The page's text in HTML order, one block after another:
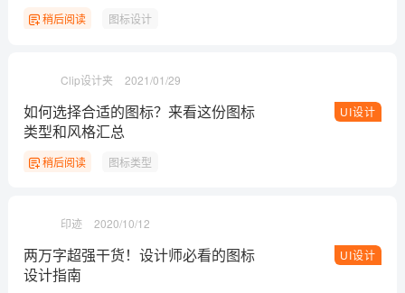
稍后阅读 图标设计
Clip设计夹 2021/01/29
UI设计
如何选择合适的图标？来看这份图标
类型和风格汇总
稍后阅读 图标类型
印迹 2020/10/12
UI设计
两万字超强干货！设计师必看的图标
设计指南